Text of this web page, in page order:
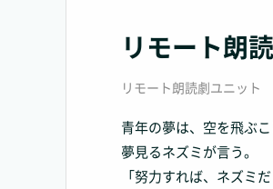
リモート朗
リモート朗読劇ユニット
青年の夢は、空を飛ぶ
夢見るネズミが言う。
「努力すれば、ネズミ